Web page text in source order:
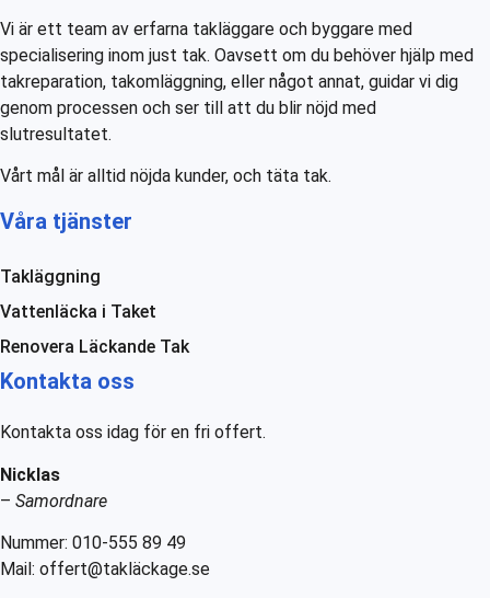
Vi är ett team av erfarna takläggare och byggare med
specialisering inom just tak. Oavsett om du behöver hjälp med
takreparation, takomläggning, eller något annat, guidar vi dig
genom processen och ser till att du blir nöjd med
slutresultatet.
Vårt mål är alltid nöjda kunder, och täta tak.
Våra tjänster
Takläggning
Vattenläcka i Taket
Renovera Läckande Tak
Kontakta oss
Kontakta oss idag för en fri offert.
Nicklas
– Samordnare
Nummer: 010-555 89 49
Mail: offert@takläckage.se